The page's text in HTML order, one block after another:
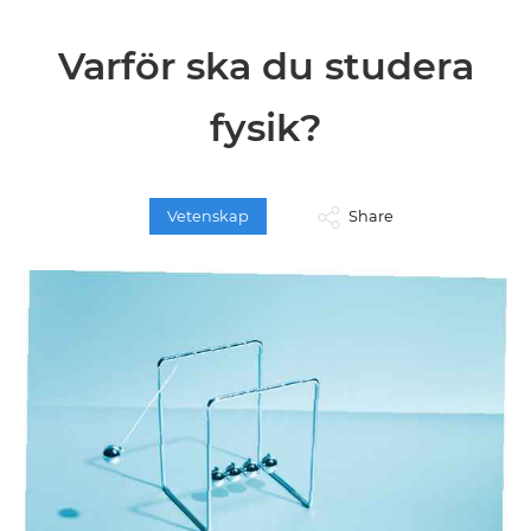
Varför ska du studera
fysik?
Vetenskap Share